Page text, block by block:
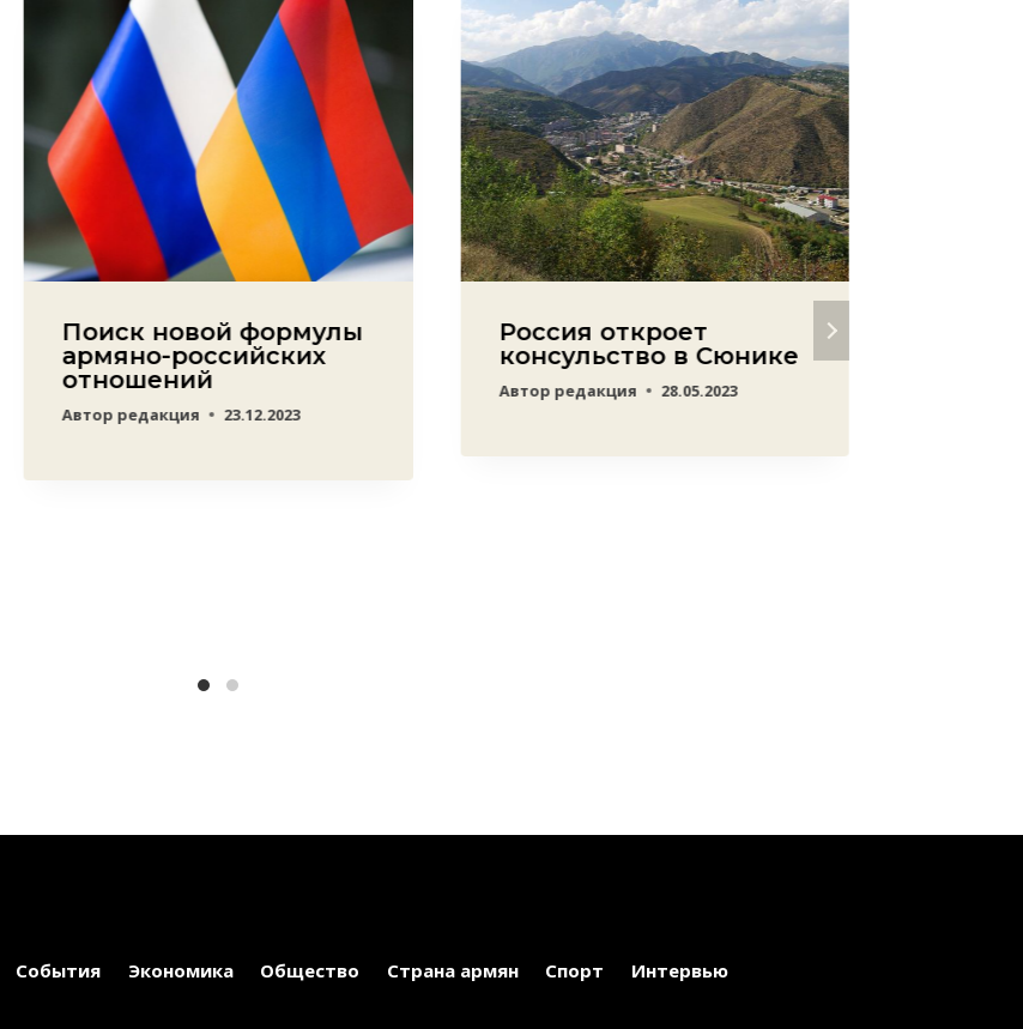
Поиск новой формулы
армяно-российских
отношений
Автор редакция 23.12.2023
Россия откроет
консульство в Сюнике
Автор редакция 28.05.2023
События Экономика Общество Страна армян Спорт Интервью